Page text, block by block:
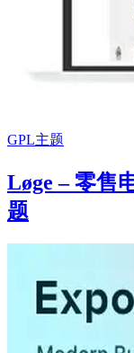
GPL主题
Løge – 零售
题